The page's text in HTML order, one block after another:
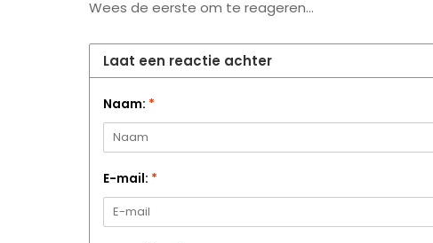
Wees de eerste om te reageren...
Laat een reactie achter
Naam: *
E-mail: *